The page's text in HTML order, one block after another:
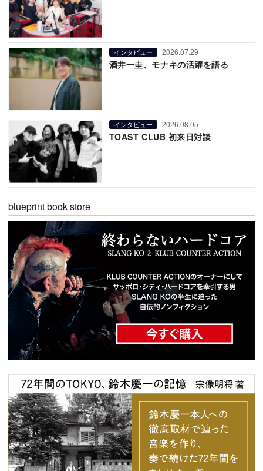
インタビュー 2026.07.29
酒井一圭、モナキの活躍を語る
インタビュー 2026.08.05
TOAST CLUB 初来日対談
blueprint book store